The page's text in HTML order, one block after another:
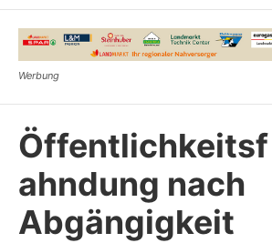
Öffentlichkeitsf
ahndung nach
Abgängigkeit